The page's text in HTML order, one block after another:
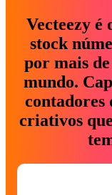
Vecteezy é
stock
por mais
mundo.
contadores
criativos